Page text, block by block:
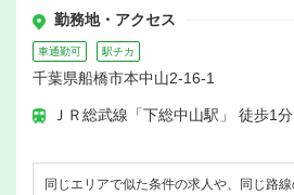
勤務地・アクセス
車通勤可 駅チカ
千葉県船橋市本中山2-16-1
ＪＲ総武線「下総中山駅」 徒歩1分
同じエリアで似た条件の求人や、同じ路